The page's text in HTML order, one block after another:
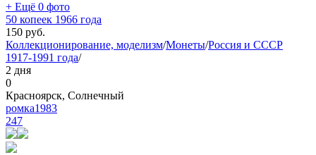
+ Ещё 0 фото
50 копеек 1966 года
150 руб.
Коллекционирование, моделизм/Монеты/Россия и СССР
1917-1991 года/
2 дня
0
Красноярск, Солнечный
ромка1983
247